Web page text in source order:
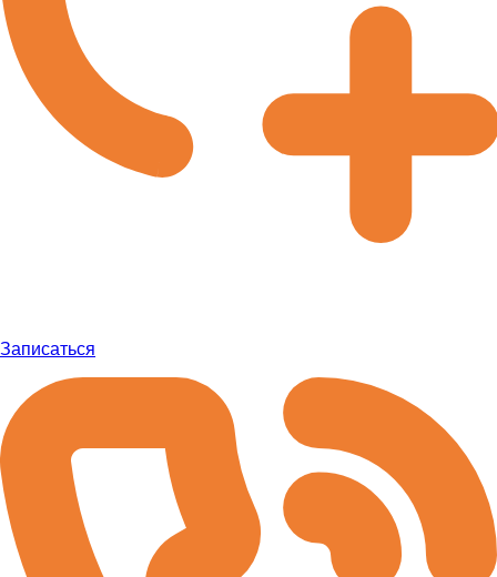
Записаться